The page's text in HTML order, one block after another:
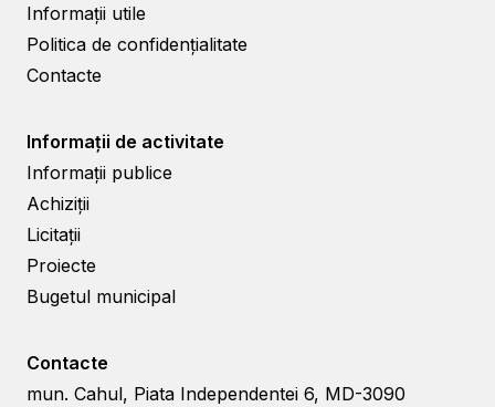
Informații utile
Politica de confidențialitate
Contacte
Informații de activitate
Informații publice
Achiziții
Licitații
Proiecte
Bugetul municipal
Contacte
mun. Cahul, Piata Independentei 6, MD-3090